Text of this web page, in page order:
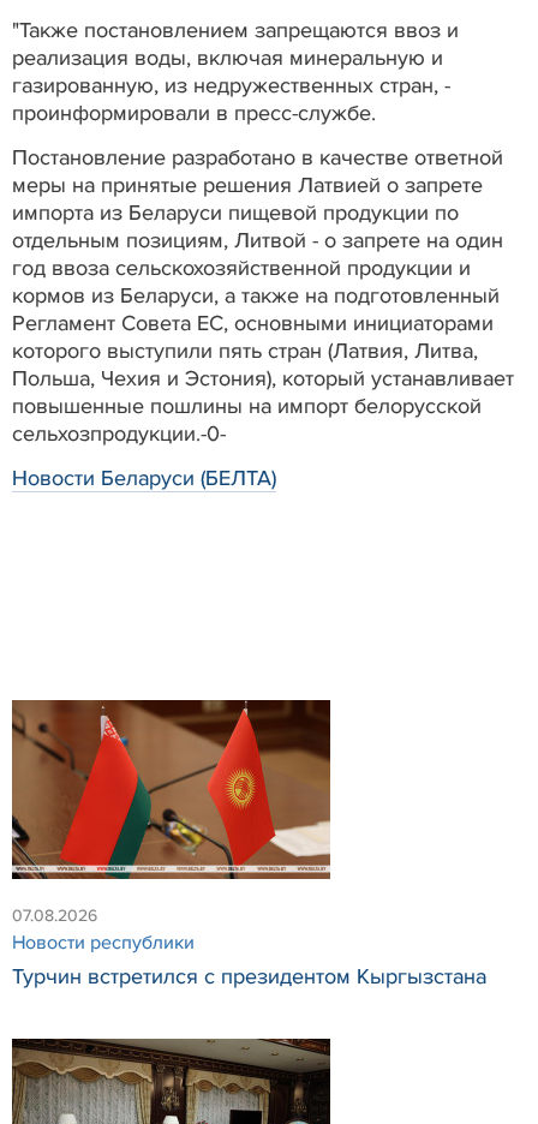
"Также постановлением запрещаются ввоз и
реализация воды, включая минеральную и
газированную, из недружественных стран, -
проинформировали в пресс-службе.
Постановление разработано в качестве ответной
меры на принятые решения Латвией о запрете
импорта из Беларуси пищевой продукции по
отдельным позициям, Литвой - о запрете на один
год ввоза сельскохозяйственной продукции и
кормов из Беларуси, а также на подготовленный
Регламент Совета ЕС, основными инициаторами
которого выступили пять стран (Латвия, Литва,
Польша, Чехия и Эстония), который устанавливает
повышенные пошлины на импорт белорусской
сельхозпродукции.-0-
Новости Беларуси (БЕЛТА)
07.08.2026
Новости республики
Турчин встретился с президентом Кыргызстана